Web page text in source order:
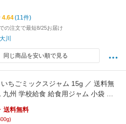
4.64(11件)
の注文で最短8/25お届け
川
同じ商品を安い順で見る
いちごミックスジャム 15g ／ 送料無
九州 学校給食 給食用ジャム 小袋 パ
使い切り いちご イチゴ 苺 小分け
ト こわけや
送料無料